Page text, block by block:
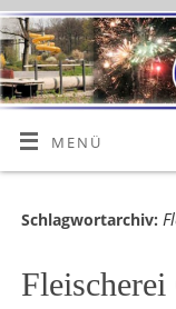
MENÜ
Schlagwortarchiv: